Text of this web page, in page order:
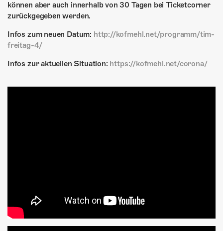
können aber auch innerhalb von 30 Tagen bei Ticketcorner
zurückgegeben werden.
Infos zum neuen Datum: http://kofmehl.net/programm/tim-
freitag-4/
Infos zur aktuellen Situation: https://kofmehl.net/corona/